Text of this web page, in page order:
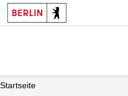
Startseite